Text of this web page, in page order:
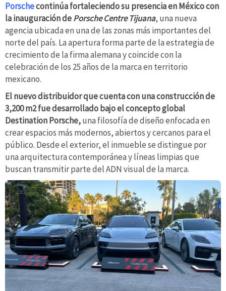
Porschecontinúa fortaleciendo su presencia en México con
la inauguración dePorsche Centre Tijuana, una nueva
agencia ubicada en una de las zonas más importantes del
norte del país. La apertura forma parte de la estrategia de
crecimiento de la firma alemana y coincide con la
celebración de los 25 años de la marca en territorio
mexicano.
El nuevo distribuidor que cuenta con una construcción de
3,200 m2 fue desarrollado bajo el concepto global
Destination Porsche,una filosofía de diseño enfocada en
crear espacios más modernos, abiertos y cercanos para el
público. Desde el exterior, el inmueble se distingue por
una arquitectura contemporánea y líneas limpias que
buscan transmitir parte del ADN visual de la marca.